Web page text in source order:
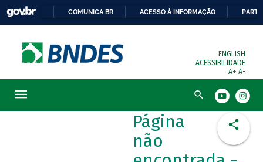
COMUNICA BR ACESSO À INFORMAÇÃO
ENGLISH
ACESSIBILIDADE
A+ A-
Busca
Página
não